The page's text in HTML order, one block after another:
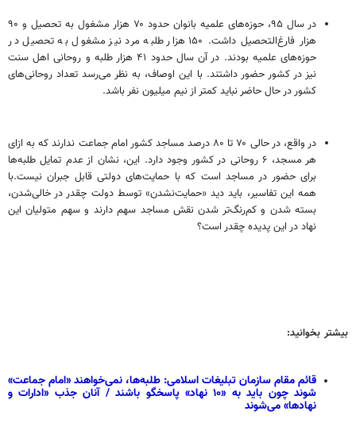
در سال ۹۵، حوزه‌های علمیه بانوان حدود ۷۰ هزار مشغول به تحصیل و ۹۰
هزار فارغ‌التحصیل داشت. ۱۵۰ هزار طلبه مرد نیز مشغول به تحصیل در
حوزه‌های علمیه بودند. در آن سال حدود ۴۱ هزار طلبه و روحانی اهل سنت
نیز در کشور حضور داشتند. با این اوصاف، به نظر می‌رسد تعداد روحانی‌های
کشور در حال حاضر نباید کمتر از نیم میلیون نفر باشد.
در واقع، در حالی ۷۰ تا ۸۰ درصد مساجد کشور امام جماعت ندارند که به ازای
هر مسجد، ۶ روحانی در کشور وجود دارد. این، نشان از عدم تمایل طلبه‌ها
برای حضور در مساجد است که با حمایت‌های دولتی قابل جبران نیست.با
همه این تفاسیر، باید دید «حمایت‌نشدن» توسط دولت چقدر در خالی‌شدن،
بسته شدن و کم‌رنگ‌تر شدن نقش مساجد سهم دارند و سهم متولیان این
نهاد در این پدیده چقدر است؟
بیشتر بخوانید:
قائم‌ مقام سازمان تبلیغات اسلامی: طلبه‌ها، نمی‌خواهند «امام جماعت»
شوند چون باید به «۱۰ نهاد» پاسخگو باشند / آنان جذب «ادارات و
نهادها» می‌شوند